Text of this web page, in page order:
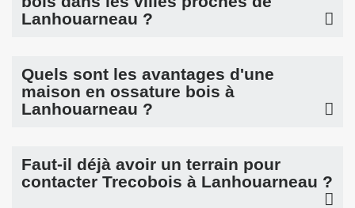
Lanhouarneau ?
Quels sont les avantages d'une
maison en ossature bois à
Lanhouarneau ?
Faut-il déjà avoir un terrain pour
contacter Trecobois à Lanhouarneau ?